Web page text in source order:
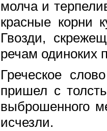
молча и
красные корни
Гвозди,
речам одиноких
Греческое
пришел с
выброшенного
исчезли.